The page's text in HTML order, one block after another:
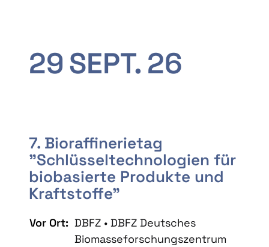
29SEPT. 26
7. Bioraffinerietag
"Schlüsseltechnologien für
biobasierte Produkte und
Kraftstoffe"
Vor Ort: DBFZ • DBFZ Deutsches
Biomasseforschungszentrum